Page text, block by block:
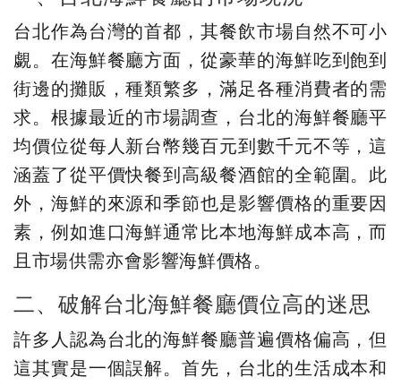
台北作為台灣的首都，其餐飲市場自然不可小
覷。在海鮮餐廳方面，從豪華的海鮮吃到飽到
街邊的攤販，種類繁多，滿足各種消費者的需
求。根據最近的市場調查，台北的海鮮餐廳平
均價位從每人新台幣幾百元到數千元不等，這
涵蓋了從平價快餐到高級餐酒館的全範圍。此
外，海鮮的來源和季節也是影響價格的重要因
素，例如進口海鮮通常比本地海鮮成本高，而
且市場供需亦會影響海鮮價格。
二、破解台北海鮮餐廳價位高的迷思
許多人認為台北的海鮮餐廳普遍價格偏高，但
這其實是一個誤解。首先，台北的生活成本和